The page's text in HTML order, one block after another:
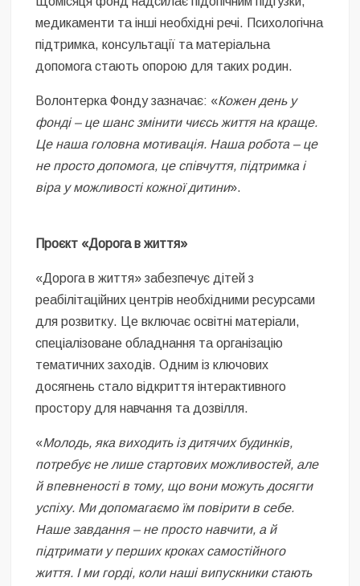
медикаменти та інші необхідні речі. Психологічна
підтримка, консультації та матеріальна
допомога стають опорою для таких родин.
Волонтерка Фонду зазначає: «Кожен день у
фонді – це шанс змінити чиєсь життя на краще.
Це наша головна мотивація. Наша робота – це
не просто допомога, це співчуття, підтримка і
віра у можливості кожної дитини».
Проєкт «Дорога в життя»
«Дорога в життя» забезпечує дітей з
реабілітаційних центрів необхідними ресурсами
для розвитку. Це включає освітні матеріали,
спеціалізоване обладнання та організацію
тематичних заходів. Одним із ключових
досягнень стало відкриття інтерактивного
простору для навчання та дозвілля.
«Молодь, яка виходить із дитячих будинків,
потребує не лише стартових можливостей, але
й впевненості в тому, що вони можуть досягти
успіху. Ми допомагаємо їм повірити в себе.
Наше завдання – не просто навчити, а й
підтримати у перших кроках самостійного
життя. І ми горді, коли наші випускники стають